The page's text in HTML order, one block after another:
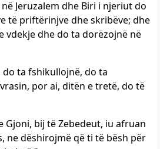
Jeruzalem dhe Biri i njeriut do
të priftërinjve dhe skribëve; dhe
vdekje dhe do ta dorëzojnë në
ta fshikullojnë, do ta
por ai, ditën e tretë, do të
Gjoni, bij të Zebedeut, iu afruan
ne dëshirojmë që ti të bësh për